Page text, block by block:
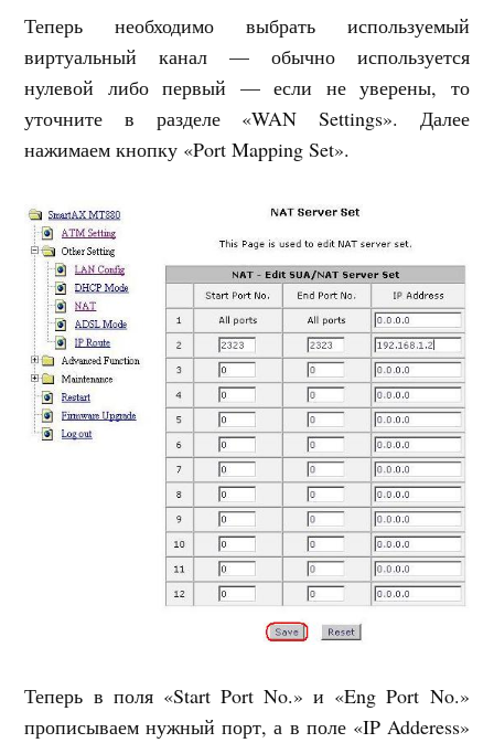
Теперь необходимо выбрать используемый
виртуальный канал — обычно используется
нулевой либо первый — если не уверены, то
уточните в разделе «WAN Settings». Далее
нажимаем кнопку «Port Mapping Set».
Теперь в поля «Start Port No.» и «Eng Port No.»
прописываем нужный порт, а в поле «IP Adderess»